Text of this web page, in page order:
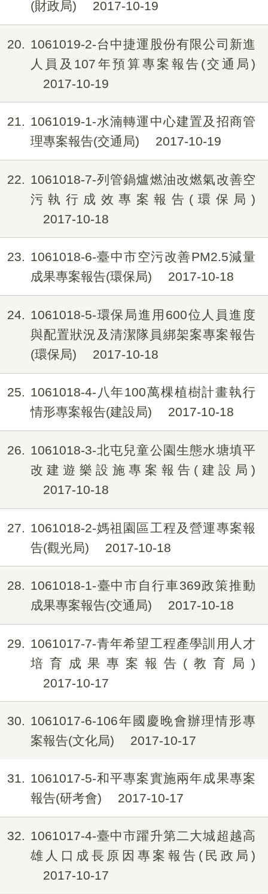
(財政局) 2017-10-19
20
1061019-2-台中捷運股份有限公司新進
人員及107年預算專案報告(交通局)
2017-10-19
21
1061019-1-水湳轉運中心建置及招商管
理專案報告(交通局)
2017-10-19
22
1061018-7-列管鍋爐燃油改燃氣改善空
污執行成效專案報告(環保局)
2017-10-18
23
1061018-6-臺中市空污改善PM2.5減量
成果專案報告(環保局)
2017-10-18
24
1061018-5-環保局進用600位人員進度
與配置狀況及清潔隊員綁架案專案報告
(環保局)
2017-10-18
25
1061018-4-八年100萬棵植樹計畫執行
情形專案報告(建設局)
2017-10-18
26
1061018-3-北屯兒童公園生態水塘填平
改建遊樂設施專案報告(建設局)
2017-10-18
27
1061018-2-媽祖園區工程及營運專案報
告(觀光局)
2017-10-18
28
1061018-1-臺中市自行車369政策推動
成果專案報告(交通局)
2017-10-18
29
1061017-7-青年希望工程產學訓用人才
培育成果專案報告(教育局)
2017-10-17
30
1061017-6-106年國慶晚會辦理情形專
案報告(文化局)
2017-10-17
31
1061017-5-和平專案實施兩年成果專案
報告(研考會)
2017-10-17
32
1061017-4-臺中市躍升第二大城超越高
雄人口成長原因專案報告(民政局)
2017-10-17